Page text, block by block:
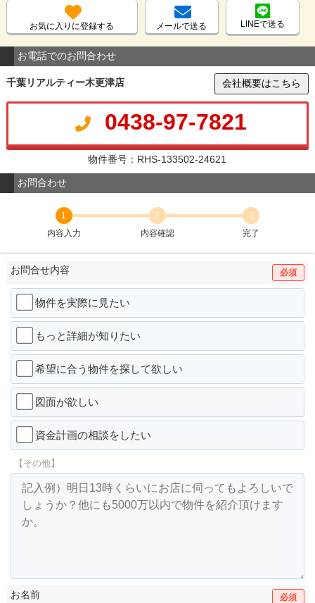
お気に入りに登録する メールで送る LINEで送る
お電話でのお問合わせ
千葉リアルティー木更津店 会社概要はこちら
0438-97-7821
物件番号：RHS-133502-24621
お問合わせ
1
内容入力
2
内容確認
3
完了
お問合せ内容 必須
物件を実際に見たい
もっと詳細が知りたい
希望に合う物件を探して欲しい
図面が欲しい
資金計画の相談をしたい
【その他】
お名前 必須